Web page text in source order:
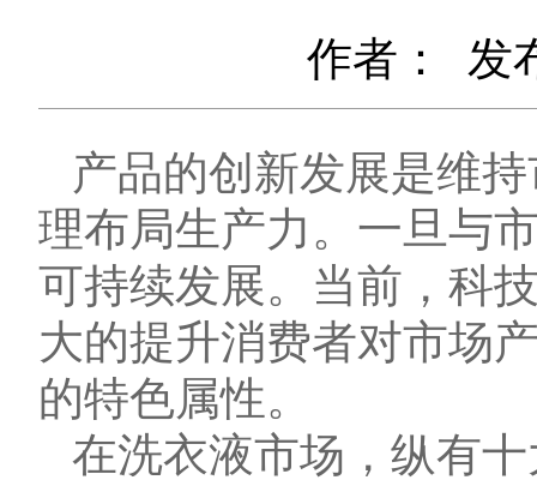
作者： 发
产品的创新发展是维
理布局生产力。一旦与
可持续发展。当前，科
大的提升消费者对市场
的特色属性。
在洗衣液市场，纵有